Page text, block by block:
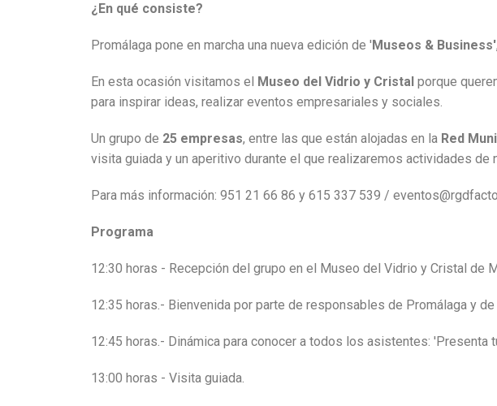
¿En qué consiste?
Promálaga pone en marcha una nueva edición de 'Museos & Business'
En esta ocasión visitamos el Museo del Vidrio y Cristal porque
para inspirar ideas, realizar eventos empresariales y sociales.
Un grupo de 25 empresas, entre las que están alojadas en la Red
visita guiada y un aperitivo durante el que realizaremos actividades de
Para más información: 951 21 66 86 y 615 337 539 /
Programa
12:30 horas - Recepción del grupo en el Museo del Vidrio y Cristal de
12:35 horas.- Bienvenida por parte de responsables de Promálaga y
12:45 horas.- Dinámica para conocer a todos los asistentes: 'Presenta
13:00 horas - Visita guiada.